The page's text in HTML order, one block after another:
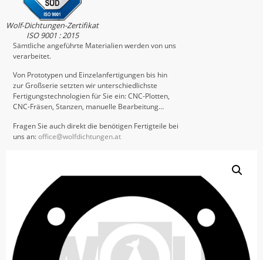
Wolf-Dichtungen-Zertifikat
ISO 9001 : 2015
Sämtliche angeführte Materialien werden von uns
verarbeitet.
Von Prototypen und Einzelanfertigungen bis hin
zur Großserie setzten wir unterschiedlichste
Fertigungstechnologien für Sie ein: CNC-Plotten,
CNC-Fräsen, Stanzen, manuelle Bearbeitung…
Fragen Sie auch direkt die benötigen Fertigteile bei
uns an:office@wolfdichtungen.at